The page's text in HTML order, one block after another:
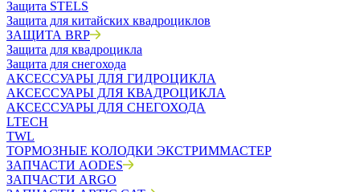
Защита STELS
Защита для китайских квадроциклов
ЗАЩИТА BRP
Защита для квадроцикла
Защита для снегохода
АКСЕССУАРЫ ДЛЯ ГИДРОЦИКЛА
АКСЕССУАРЫ ДЛЯ КВАДРОЦИКЛА
АКСЕССУАРЫ ДЛЯ СНЕГОХОДА
LTECH
TWL
ТОРМОЗНЫЕ КОЛОДКИ ЭКСТРИММАСТЕР
ЗАПЧАСТИ AODES
ЗАПЧАСТИ ARGO